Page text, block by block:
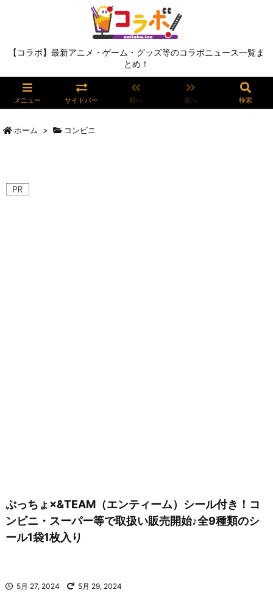
【コラボ】最新アニメ・ゲーム・グッズ等のコラボニュース一覧ま
とめ！
メニュー サイドバー 前へ 次へ 検索
ホーム > コンビニ
ぷっちょ×&TEAM（エンティーム）シール付き！コ
ンビニ・スーパー等で取扱い販売開始♪全9種類のシ
ール1袋1枚入り
5月 27, 2024 5月 29, 2024